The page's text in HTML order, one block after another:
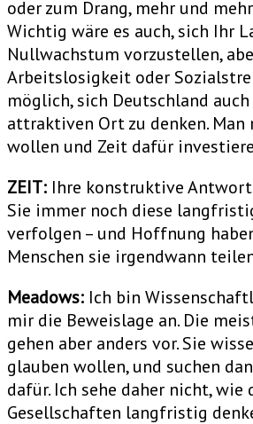
oder zum Drang, mehr und
Wichtig wäre es auch, sich Ihr
Nullwachstum vorzustellen,
Arbeitslosigkeit oder
möglich, sich Deutschland
attraktiven Ort zu denken. Man
wollen und Zeit dafür
ZEIT: Ihre konstruktive Antwort
Sie immer noch diese
verfolgen – und Hoffnung
Menschen sie irgendwann
Meadows: Ich bin
mir die Beweislage an. Die
gehen aber anders vor. Sie
glauben wollen, und suchen
dafür. Ich sehe daher nicht, wie
Gesellschaften langfristig